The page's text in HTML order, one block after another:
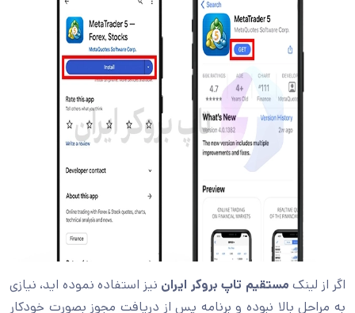
اگر از لینک مستقیم تاپ بروکر ایران نیز استفاده نموده اید، نیازی
به مراحل بالا نبوده و برنامه پس از دریافت مجوز بصورت خودکار